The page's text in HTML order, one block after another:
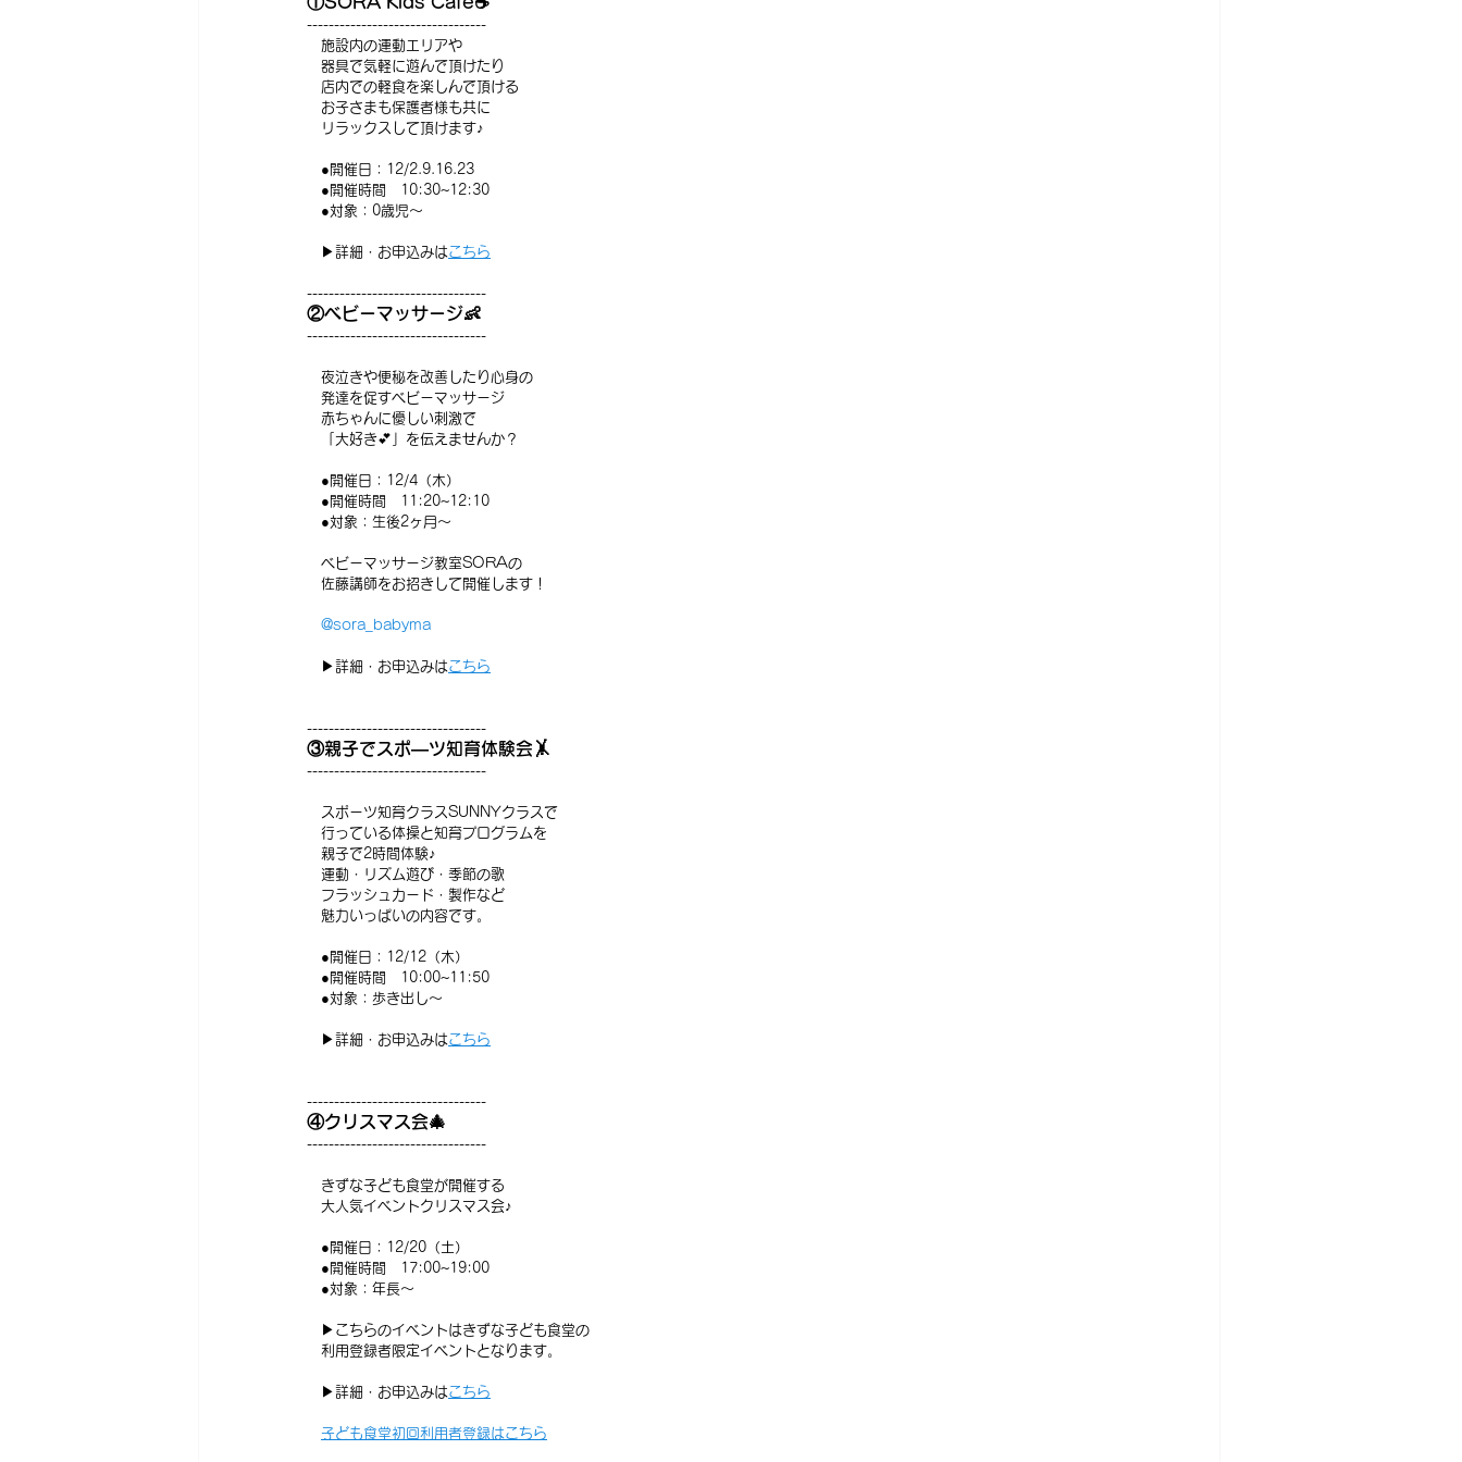
---------------------------------
施設内の運動エリアや
器具で気軽に遊んで頂けたり
店内での軽食を楽しんで頂ける
お子さまも保護者様も共に
リラックスして頂けます♪
●開催日：12/2.9.16.23
●開催時間　10:30~12:30
●対象：0歳児～
▶詳細・お申込みはこちら
---------------------------------
②ベビーマッサージ👶
---------------------------------
夜泣きや便秘を改善したり心身の
発達を促すベビーマッサージ
赤ちゃんに優しい刺激で
「大好き💕」を伝えませんか？
●開催日：12/4（木）
●開催時間　11:20~12:10
●対象：生後2ヶ月～
ベビーマッサージ教室SORAの
佐藤講師をお招きして開催します！
@sora_babyma
▶詳細・お申込みはこちら
---------------------------------
③親子でスポ―ツ知育体験会🤸
---------------------------------
スポーツ知育クラスSUNNYクラスで
行っている体操と知育プログラムを
親子で2時間体験♪
運動・リズム遊び・季節の歌
フラッシュカード・製作など
魅力いっぱいの内容です。
●開催日：12/12（木）
●開催時間　10:00~11:50
●対象：歩き出し～
▶詳細・お申込みはこちら
---------------------------------
④クリスマス会🎄
---------------------------------
きずな子ども食堂が開催する
大人気イベントクリスマス会♪
●開催日：12/20（土）
●開催時間　17:00~19:00
●対象：年長～
▶こちらのイベントはきずな子ども食堂の
利用登録者限定イベントとなります。
▶詳細・お申込みはこちら
子ども食堂初回利用者登録はこちら